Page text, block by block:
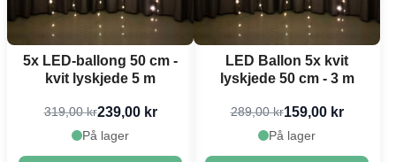
5x LED-ballong 50 cm -
kvit lyskjede 5 m
319,00 kr239,00 kr
På lager
LED Ballon 5x kvit
lyskjede 50 cm - 3 m
289,00 kr159,00 kr
På lager